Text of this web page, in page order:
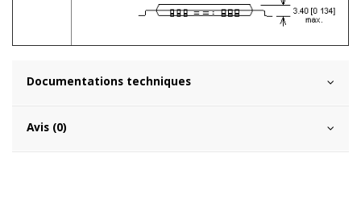
Documentations techniques
Avis (0)